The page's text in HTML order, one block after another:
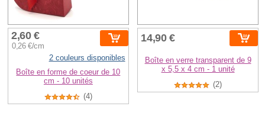
2,60 €
0,26 €/cm
2 couleurs disponibles
Boîte en forme de coeur de 10
cm - 10 unités
(4)
14,90 €
Boîte en verre transparent de 9
x 5,5 x 4 cm - 1 unité
(2)